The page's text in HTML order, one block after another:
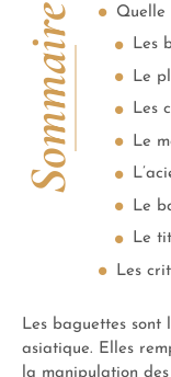
Sommaire
Quelle
Les
Le
Les
Le
Le
Le
Les baguettes sont
asiatique. Elles
la manipulation